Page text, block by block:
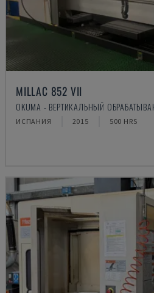
MILLAC 852 VII
OKUMA - ВЕРТИКАЛЬНЫЙ
ИСПАНИЯ 2015 500 HRS